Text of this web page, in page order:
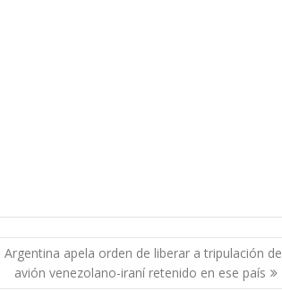
Argentina apela orden de liberar a tripulación de
avión venezolano-iraní retenido en ese país